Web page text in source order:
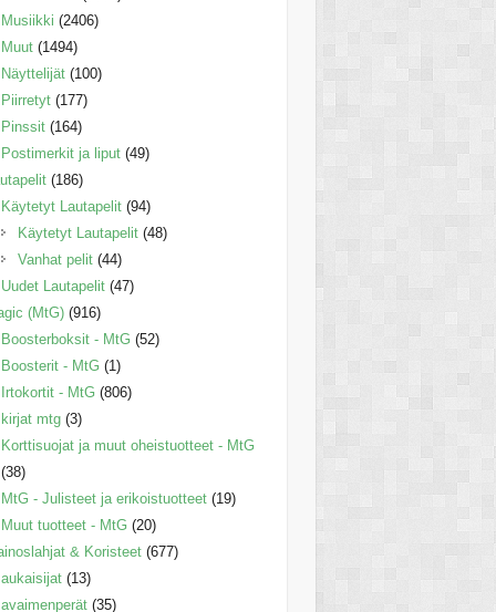
Musiikki (2406)
Muut (1494)
Näyttelijät (100)
Piirretyt (177)
Pinssit (164)
Postimerkit ja liput (49)
(186)
Käytetyt Lautapelit (94)
Käytetyt Lautapelit (48)
Vanhat pelit (44)
Uudet Lautapelit (47)
(MtG) (916)
Boosterboksit - MtG (52)
Boosterit - MtG (1)
Irtokortit - MtG (806)
kirjat mtg (3)
Korttisuojat ja muut oheistuotteet - MtG
(38)
MtG - Julisteet ja erikoistuotteet (19)
Muut tuotteet - MtG (20)
& Koristeet (677)
aukaisijat (13)
avaimenperät (35)